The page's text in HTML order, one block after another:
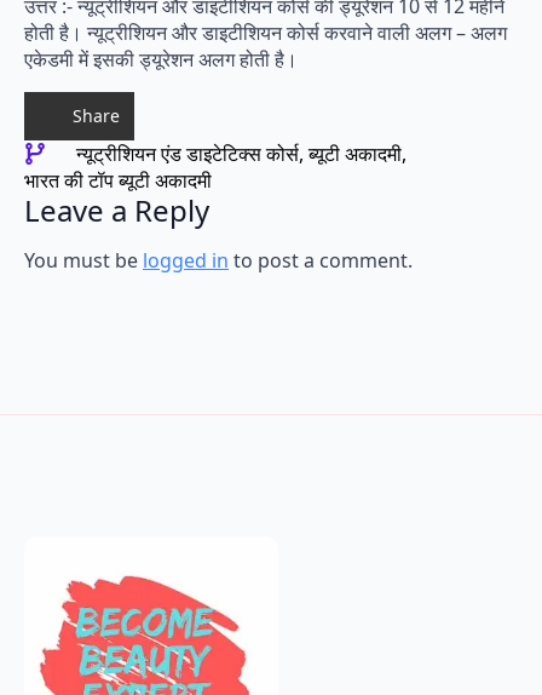
उत्तर :- न्यूट्रीशियन और डाइटीशियन कोर्स की ड्यूरेशन 10 से 12 महीने
होती है। न्यूट्रीशियन और डाइटीशियन कोर्स करवाने वाली अलग – अलग
एकेडमी में इसकी ड्यूरेशन अलग होती है।
Share
न्यूट्रीशियन एंड डाइटेटिक्स कोर्स ब्यूटी अकादमी
भारत की टॉप ब्यूटी अकादमी
Leave a Reply
You must be logged in to post a comment.